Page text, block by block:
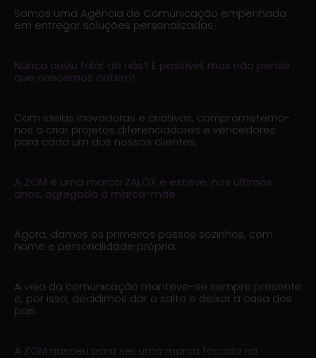
Somos uma Agência de Comunicação empenhada
em entregar soluções personalizadas.
Nunca ouviu falar de nós? É possível, mas não pense
que nascemos ontem!
Com ideias inovadoras e criativas, comprometemo-
nos a criar projetos diferenciadores e vencedores
para cada um dos nossos clientes.
A ZOM é uma marca ZALOX e esteve, nos últimos
anos, agregada à marca-mãe.
Agora, damos os primeiros passos sozinhos, com
nome e personalidade própria.
A veia da comunicação manteve-se sempre presente
e, por isso, decidimos dar o salto e deixar a casa dos
pais.
A ZOM nasceu para ser uma marca focada na